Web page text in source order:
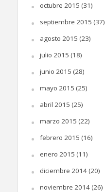
octubre 2015 (31)
septiembre 2015 (37)
agosto 2015 (23)
julio 2015 (18)
junio 2015 (28)
mayo 2015 (25)
abril 2015 (25)
marzo 2015 (22)
febrero 2015 (16)
enero 2015 (11)
diciembre 2014(20)
noviembre 2014(26)